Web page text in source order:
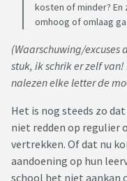
kosten of minder? En
omhoog of omlaag
(Waarschuwing/excuses
stuk, ik schrik er zelf
nalezen elke letter de
Het is nog steeds zo
niet redden op regulier
vertrekken. Of dat nu
aandoening op hun
school het niet aankan